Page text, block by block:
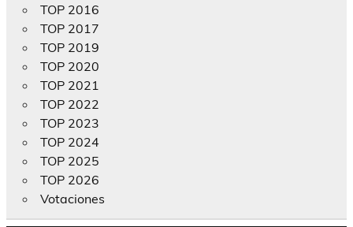
TOP 2016
TOP 2017
TOP 2019
TOP 2020
TOP 2021
TOP 2022
TOP 2023
TOP 2024
TOP 2025
TOP 2026
Votaciones